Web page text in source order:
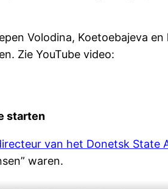
Volodina, Koetoebajeva
Zie YouTube video:
starten
van het Donetsk State
waren.